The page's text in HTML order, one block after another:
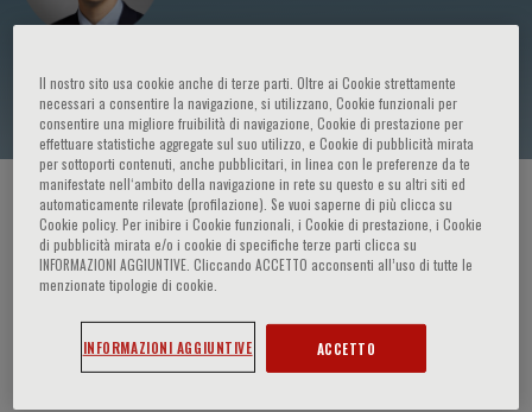
Evangelos K. Oikonomou
HOME PAGE / CORSI ED EVENTI / RELATORE
Evangelos K. Oikonomou
Il nostro sito usa cookie anche di terze parti. Oltre ai Cookie strettamente
necessari a consentire la navigazione, si utilizzano, Cookie funzionali per
consentire una migliore fruibilità di navigazione, Cookie di prestazione per
effettuare statistiche aggregate sul suo utilizzo, e Cookie di pubblicità mirata
per sottoporti contenuti, anche pubblicitari, in linea con le preferenze da te
manifestate nell‘ambito della navigazione in rete su questo e su altri siti ed
automaticamente rilevate (profilazione). Se vuoi saperne di più clicca su
Cookie policy. Per inibire i Cookie funzionali, i Cookie di prestazione, i Cookie
di pubblicità mirata e/o i cookie di specifiche terze parti clicca su
INFORMAZIONI AGGIUNTIVE. Cliccando ACCETTO acconsenti all’uso di tutte le
menzionate tipologie di cookie.
INFORMAZIONI AGGIUNTIVE ACCETTO